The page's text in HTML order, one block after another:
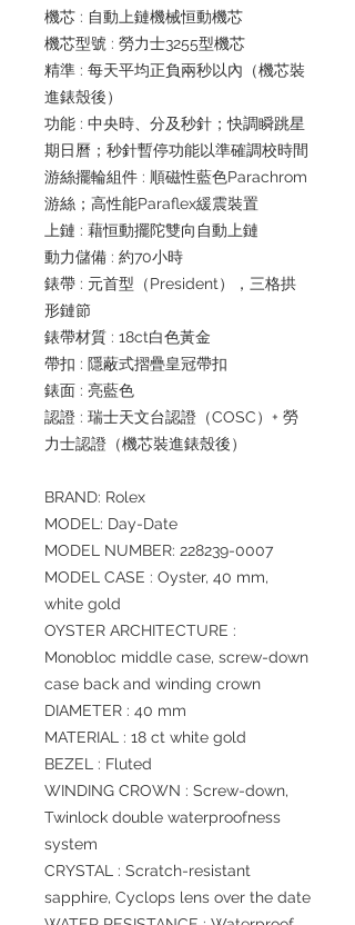
機芯 : 自動上鏈機械恒動機芯
機芯型號 : 勞力士3255型機芯
精準 : 每天平均正負兩秒以內（機芯裝
進錶殼後）
功能 : 中央時、分及秒針；快調瞬跳星
期日曆；秒針暫停功能以準確調校時間
游絲擺輪組件 : 順磁性藍色Parachrom
游絲；高性能Paraflex緩震裝置
上鏈 : 藉恒動擺陀雙向自動上鏈
動力儲備 : 約70小時
錶帶 : 元首型（President），三格拱
形鏈節
錶帶材質 : 18ct白色黃金
帶扣 : 隱蔽式摺疊皇冠帶扣
錶面 : 亮藍色
認證 : 瑞士天文台認證（COSC）+ 勞
力士認證（機芯裝進錶殼後）
BRAND: Rolex
MODEL: Day-Date
MODEL NUMBER: 228239-0007
MODEL CASE : Oyster, 40 mm,
white gold
OYSTER ARCHITECTURE :
Monobloc middle case, screw-down
case back and winding crown
DIAMETER : 40 mm
MATERIAL : 18 ct white gold
BEZEL : Fluted
WINDING CROWN : Screw-down,
Twinlock double waterproofness
system
CRYSTAL : Scratch-resistant
sapphire, Cyclops lens over the date